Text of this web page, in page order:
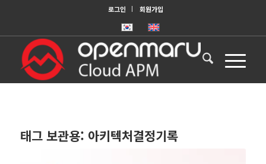
로그인 회원가입
태그 보관용: 아키텍처결정기록